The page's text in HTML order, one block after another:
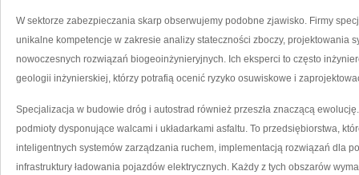
W sektorze zabezpieczania skarp obserwujemy podobne zjawisko. Firmy
unikalne kompetencje w zakresie analizy stateczności zboczy, projektowania
nowoczesnych rozwiązań biogeoinżynieryjnych. Ich eksperci to często
geologii inżynierskiej, którzy potrafią ocenić ryzyko osuwiskowe i
Specjalizacja w budowie dróg i autostrad również przeszła znaczącą
podmioty dysponujące walcami i układarkami asfaltu. To przedsiębiorstwa,
inteligentnych systemów zarządzania ruchem, implementacją rozwiązań dla
infrastruktury ładowania pojazdów elektrycznych. Każdy z tych obszarów